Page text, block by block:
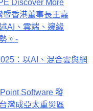
：以AI、混合雲與網